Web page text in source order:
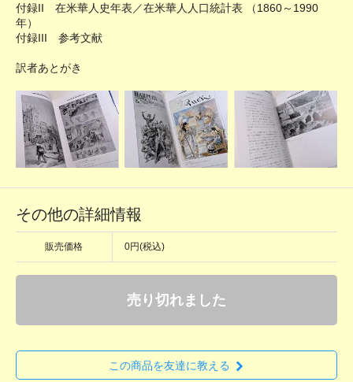
付録II 在米華人史年表／在米華人人口統計表 （1860～1990
年）
付録III 参考文献
訳者あとがき
その他の詳細情報
販売価格 0円(税込)
売り切れました
この商品を友達に教える